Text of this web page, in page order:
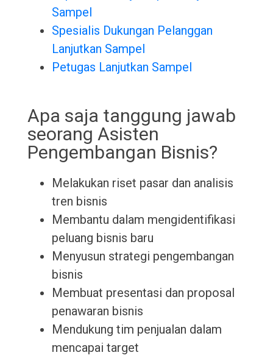
Sampel
Spesialis Dukungan Pelanggan
Lanjutkan Sampel
Petugas Lanjutkan Sampel
Apa saja tanggung jawab
seorang Asisten
Pengembangan Bisnis?
Melakukan riset pasar dan analisis
tren bisnis
Membantu dalam mengidentifikasi
peluang bisnis baru
Menyusun strategi pengembangan
bisnis
Membuat presentasi dan proposal
penawaran bisnis
Mendukung tim penjualan dalam
mencapai target